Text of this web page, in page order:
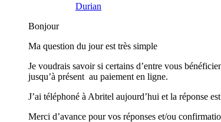
Durian
Bonjour
Ma question du jour est très simple
Je voudrais savoir si certains d’entre vous
jusqu’à présent au paiement en ligne.
J’ai téléphoné à Abritel aujourd’hui et la réponse
Merci d’avance pour vos réponses et/ou